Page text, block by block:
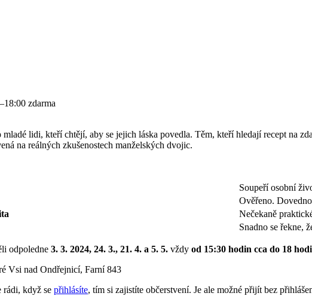
zdarma
lidi, kteří chtějí, aby se jejich láska povedla. Těm, kteří hledají recept na
na reálných zkušenostech manželských dvojic.
Soupeří osobní
Ověřeno.
Nečekaně
Snadno se řekne,
odpoledne 3. 3. 2024, 24. 3., 21. 4. a 5. 5. vždy od 15:30 hodin cca do 18
Vsi nad Ondřejnicí, Farní 843
rádi, když se přihlásíte, tím si zajistíte občerstvení. Je ale možné přijít bez